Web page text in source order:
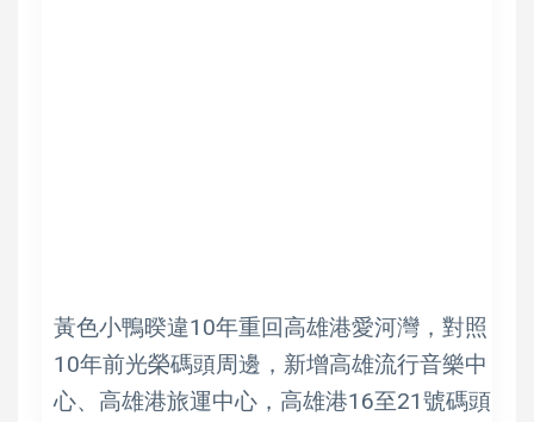
黃色小鴨暌違10年重回高雄港愛河灣，對照
10年前光榮碼頭周邊，新增高雄流行音樂中
心、高雄港旅運中心，高雄港16至21號碼頭